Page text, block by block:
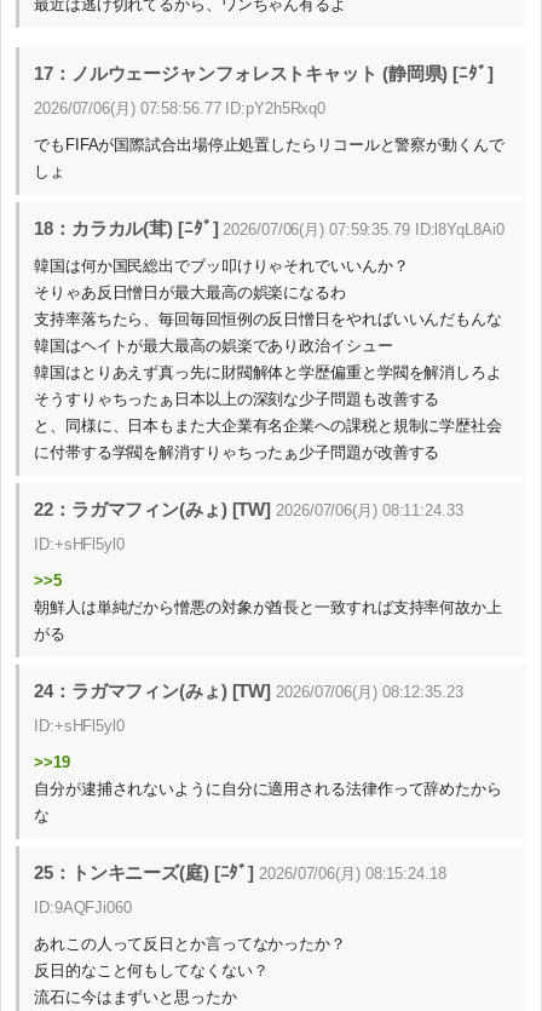
最近は逃げ切れてるから、ワンちゃん有るよ
17：ノルウェージャンフォレストキャット (静岡県) [ﾆﾀﾞ]
2026/07/06(月) 07:58:56.77 ID:pY2h5Rxq0
でもFIFAが国際試合出場停止処置したらリコールと警察が動くんで
しょ
18：カラカル(茸) [ﾆﾀﾞ] 2026/07/06(月) 07:59:35.79 ID:l8YqL8Ai0
韓国は何か国民総出でブッ叩けりゃそれでいいんか？
そりゃあ反日憎日が最大最高の娯楽になるわ
支持率落ちたら、毎回毎回恒例の反日憎日をやればいいんだもんな
韓国はヘイトが最大最高の娯楽であり政治イシュー
韓国はとりあえず真っ先に財閥解体と学歴偏重と学閥を解消しろよ
そうすりゃちったぁ日本以上の深刻な少子問題も改善する
と、同様に、日本もまた大企業有名企業への課税と規制に学歴社会
に付帯する学閥を解消すりゃちったぁ少子問題が改善する
22：ラガマフィン(みょ) [TW] 2026/07/06(月) 08:11:24.33
ID:+sHFl5yl0
>>5
朝鮮人は単純だから憎悪の対象が酋長と一致すれば支持率何故か上
がる
24：ラガマフィン(みょ) [TW] 2026/07/06(月) 08:12:35.23
ID:+sHFl5yl0
>>19
自分が逮捕されないように自分に適用される法律作って辞めたから
な
25：トンキニーズ(庭) [ﾆﾀﾞ] 2026/07/06(月) 08:15:24.18
ID:9AQFJi060
あれこの人って反日とか言ってなかったか？
反日的なこと何もしてなくない？
流石に今はまずいと思ったか